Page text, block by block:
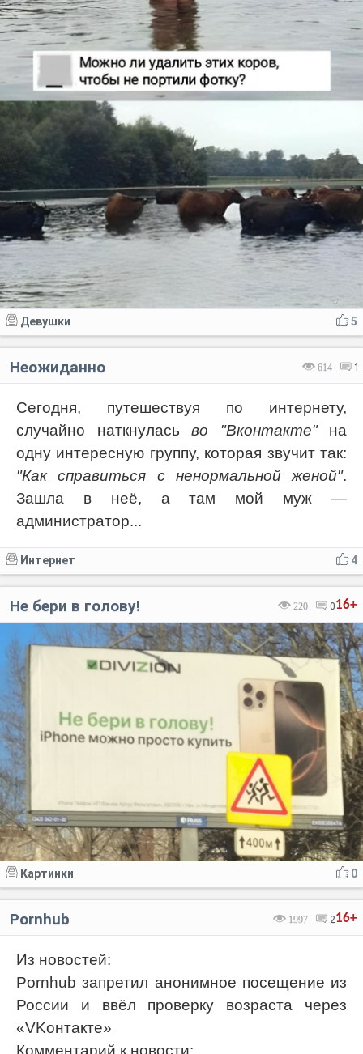
5
Девушки
614 1
Неожиданно
Сегодня, путешествуя по интернету,
случайно наткнулась во "Вконтакте"на
одну интересную группу, которая звучит так:
"Как справиться с ненормальной женой".
Зашла в неё, а там мой муж —
администратор...
4
Интернет
16+
220 0
Не бери в голову!
0
Картинки
16+
1997 2
Pornhub
Из новостей:
Pornhub запретил анонимное посещение из
России и ввёл проверку возраста через
«VKонтакте»
Комментарий к новости: